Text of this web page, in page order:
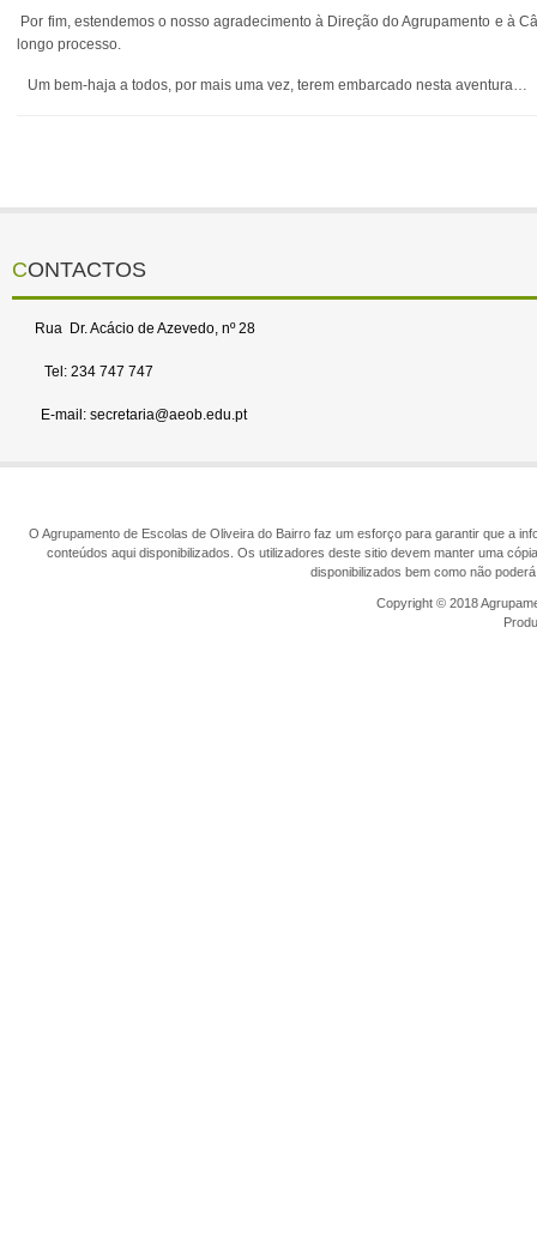
Por fim, estendemos o nosso agradecimento à Direção do Agrupamento e à
longo processo.
Um bem-haja a todos, por mais uma vez, terem embarcado nesta aventura…
CONTACTOS
Rua Dr. Acácio de Azevedo, nº 28
Tel: 234 747 747
E-mail: secretaria@aeob.edu.pt
O Agrupamento de Escolas de Oliveira do Bairro faz um esforço para garantir que a
conteúdos aqui disponibilizados. Os utilizadores deste sitio devem manter uma
disponibilizados bem como não
Copyright © 2018